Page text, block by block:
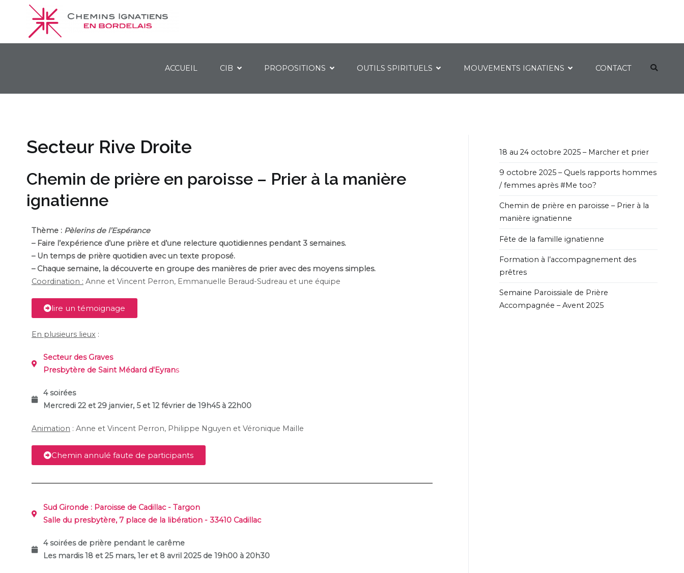
ACCUEIL CIB PROPOSITIONS OUTILS SPIRITUELS MOUVEMENTS IGNATIENS CONTACT
Secteur Rive Droite
Chemin de prière en paroisse – Prier à la manière
ignatienne
Thème : Pèlerins de l’Espérance
– Faire l’expérience d’une prière et d’une relecture quotidiennes pendant 3 semaines.
– Un temps de prière quotidien avec un texte proposé.
– Chaque semaine, la découverte en groupe des manières de prier avec des moyens simples.
Coordination : Anne et Vincent Perron, Emmanuelle Beraud-Sudreau et une équipe
lire un témoignage
En plusieurs lieux :
Secteur des Graves
Presbytère de Saint Médard d'Eyrans
4 soirées
Mercredi 22 et 29 janvier, 5 et 12 février de 19h45 à 22h00
Animation : Anne et Vincent Perron, Philippe Nguyen et Véronique Maille
Chemin annulé faute de participants
Sud Gironde : Paroisse de Cadillac - Targon
Salle du presbytère, 7 place de la libération - 33410 Cadillac
4 soirées de prière pendant le carême
Les mardis 18 et 25 mars, 1er et 8 avril 2025 de 19h00 à 20h30
18 au 24 octobre 2025 – Marcher et prier
9 octobre 2025 – Quels rapports hommes
/ femmes après #Me too?
Chemin de prière en paroisse – Prier à la
manière ignatienne
Fête de la famille ignatienne
Formation à l’accompagnement des
prêtres
Semaine Paroissiale de Prière
Accompagnée – Avent 2025